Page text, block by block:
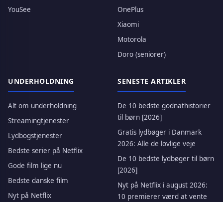
YouSee
OnePlus
Xiaomi
Motorola
Doro (seniorer)
UNDERHOLDNING
Alt om underholdning
Streamingtjenester
Lydbogstjenester
Bedste serier på Netflix
Gode film lige nu
Bedste danske film
Nyt på Netflix
SENESTE ARTIKLER
De 10 bedste godnathistorier
til børn [2026]
Gratis lydbøger i Danmark
2026: Alle de lovlige veje
De 10 bedste lydbøger til børn
[2026]
Nyt på Netflix i august 2026:
10 premierer værd at vente